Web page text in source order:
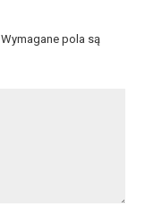
Wymagane pola są